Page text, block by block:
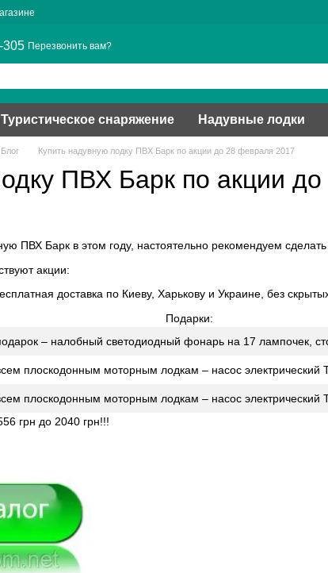
305 Перезвонить вам?
Туристическое снаряжение Надувные лодки
Блог Купить надувную лодку ПВХ Барк по акции до 28 февраля 2017
ПВХ Барк по акции
ПВХ Барк в этом году, настоятельно рекомендуем
акции:
доставка по Киеву, Харькову и Украине, без
Подарки:
– налобный светодиодный фонарь на 17 лампочек,
плоскодонным моторным лодкам – насос электрический
плоскодонным моторным лодкам – насос электрический
грн до 2040 грн!!!